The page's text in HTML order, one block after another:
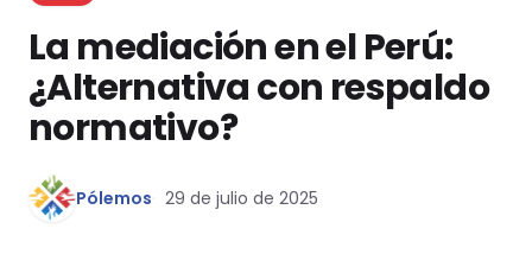
La mediación en el Perú:
¿Alternativa con respaldo
normativo?
Pólemos 29 de julio de 2025